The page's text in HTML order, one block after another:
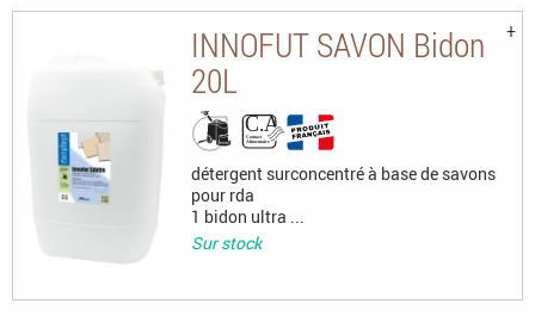
INNOFUT SAVON Bidon
20L
détergent surconcentré à base de savons
pour rda
1 bidon ultra ...
Sur stock